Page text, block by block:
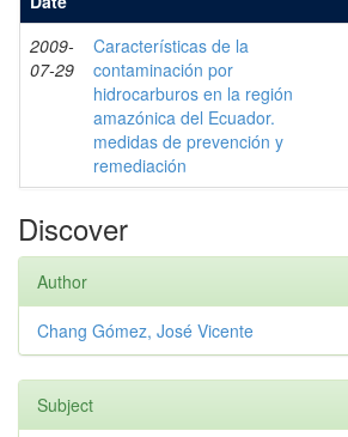
2009-
07-29
Características de la
contaminación por
hidrocarburos en la región
amazónica del Ecuador.
medidas de prevención y
remediación
Discover
Author
Chang Gómez, José Vicente
Subject